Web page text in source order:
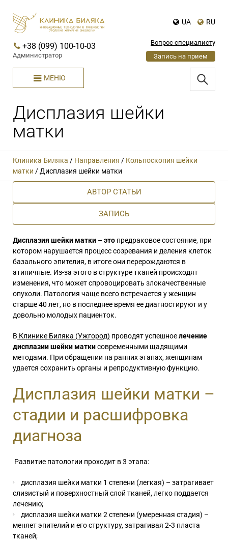
UA RU
+38 (099) 100-10-03
Администратор
Вопрос специалисту
Запись на прием
МЕНЮ
Дисплазия шейки
матки
Клиника Биляка / Направления / Кольпоскопия шейки
матки /Дисплазия шейки матки
АВТОР СТАТЬИ
ЗАПИСЬ
Дисплазия шейки матки – это предраковое состояние, при
котором нарушается процесс созревания и деления клеток
базального эпителия, в итоге они перерождаются в
атипичные. Из-за этого в структуре тканей происходят
изменения, что может спровоцировать злокачественные
опухоли. Патология чаще всего встречается у женщин
старше 40 лет, но в последнее время ее диагностируют и у
довольно молодых пациенток.
В Клинике Биляка (Ужгород) проводят успешноелечение
дисплазии шейки маткисовременными щадящими
методами. При обращении на ранних этапах, женщинам
удается сохранить органы и репродуктивную функцию.
Дисплазия шейки матки –
стадии и расшифровка
диагноза
Развитие патологии проходит в 3 этапа:
дисплазия шейки матки 1 степени (легкая) – затрагивает
слизистый и поверхностный слой тканей, легко поддается
лечению;
дисплазия шейки матки 2 степени (умеренная стадия) –
меняет эпителий и его структуру, затрагивая 2-3 пласта
тканей;